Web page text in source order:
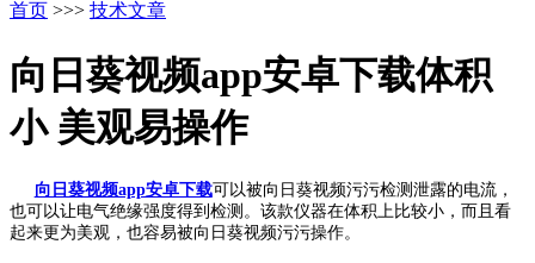
首页 >>> 技术文章
向日葵视频app安卓下载体积
小 美观易操作
向日葵视频app安卓下载可以被向日葵视频污污检测泄露的电流，
也可以让电气绝缘强度得到检测。该款仪器在体积上比较小，而且看
起来更为美观，也容易被向日葵视频污污操作。